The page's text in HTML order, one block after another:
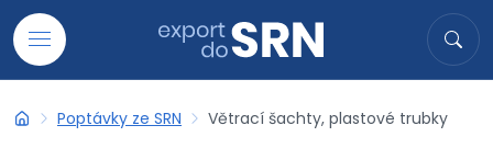
Přejít na obsah
Hledat
Poptávky ze SRN Větrací šachty, plastové trubky